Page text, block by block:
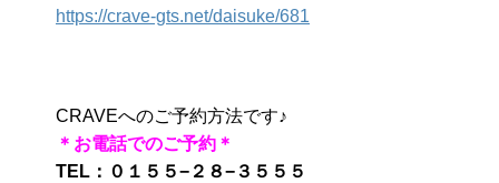
https://crave-gts.net/daisuke/681
CRAVEへのご予約方法です♪
＊お電話でのご予約＊
TEL：０１５５−２８−３５５５